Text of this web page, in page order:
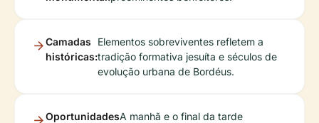
Camadas
históricas:
Elementos sobreviventes refletem a
tradição formativa jesuíta e séculos de
evolução urbana de Bordéus.
OportunidadesA manhã e o final da tarde